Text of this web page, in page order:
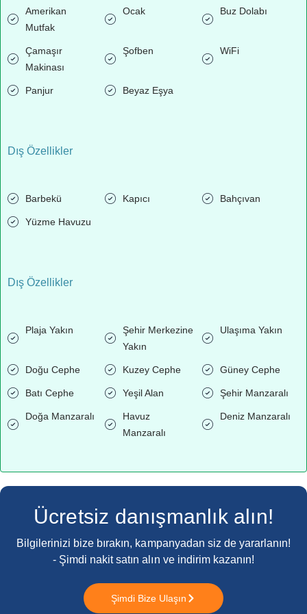
Amerikan
Mutfak
Ocak Buz Dolabı
Çamaşır
Makinası
Şofben WiFi
Panjur Beyaz Eşya
Dış Özellikler
Barbekü Kapıcı Bahçıvan
Yüzme Havuzu
Dış Özellikler
Plaja Yakın
Şehir Merkezine
Yakın
Ulaşıma Yakın
Doğu Cephe Kuzey Cephe Güney Cephe
Batı Cephe Yeşil Alan Şehir Manzaralı
Doğa Manzaralı
Havuz
Manzaralı
Deniz Manzaralı
Ücretsiz danışmanlık alın!
Bilgilerinizi bize bırakın, kampanyadan siz de yararlanın!
- Şimdi nakit satın alın ve indirim kazanın!
Şimdi Bize Ulaşın